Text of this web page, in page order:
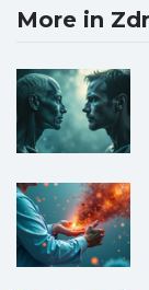
More in